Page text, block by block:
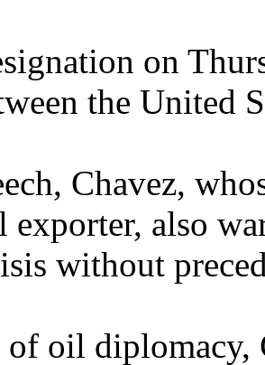
on
the United
Chavez,
exporter, also
without
oil diplomacy,